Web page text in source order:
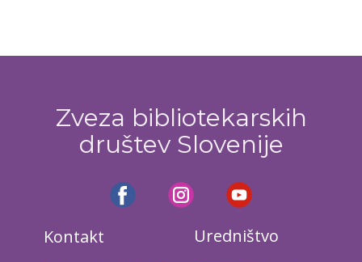
Zveza bibliotekarskih
društev Slovenije
Kontakt Uredništvo